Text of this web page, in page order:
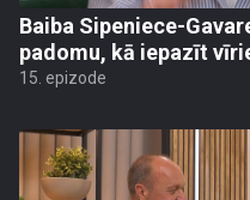
Baiba Sipeniece-
padomu, kā iepazīt
15. epizode